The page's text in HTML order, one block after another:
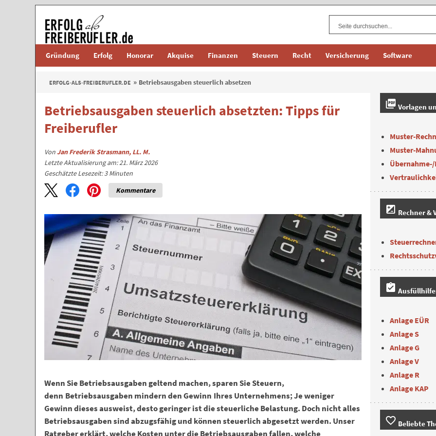
Gründung Erfolg Honorar Akquise Finanzen Steuern Recht Versicherung Software
ERFOLG-ALS-FREIBERUFLER.DE Betriebsausgaben steuerlich absetzen
Betriebsausgaben steuerlich absetzten: Tipps für
Freiberufler
VonJan Frederik Strasmann, LL. M.
Letzte Aktualisierung am: 21. März 2026
Geschätzte Lesezeit:3 Minuten
Kommentare
Wenn Sie Betriebsausgaben geltend machen, sparen Sie Steuern,
denn Betriebsausgaben mindern den Gewinn Ihres Unternehmens; Je weniger
Gewinn dieses ausweist, desto geringer ist die steuerliche Belastung. Doch nicht alles
Betriebsausgaben sind abzugsfähig und können steuerlich abgesetzt werden. Unser
Ratgeber erklärt, welche Kosten unter die Betriebsausgaben fallen, welche
picture_as_pdf Vorlagen
Muster-
Muster-
iso Rechner &
assignment_turned_in
Anlage EÜR
Anlage S
Anlage G
Anlage V
Anlage R
Anlage KAP
favorite_border Beliebte